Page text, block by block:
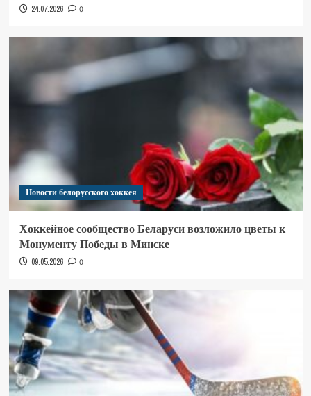
24.07.2026 0
Новости белорусского хоккея
Хоккейное сообщество Беларуси возложило цветы к
Монументу Победы в Минске
09.05.2026 0